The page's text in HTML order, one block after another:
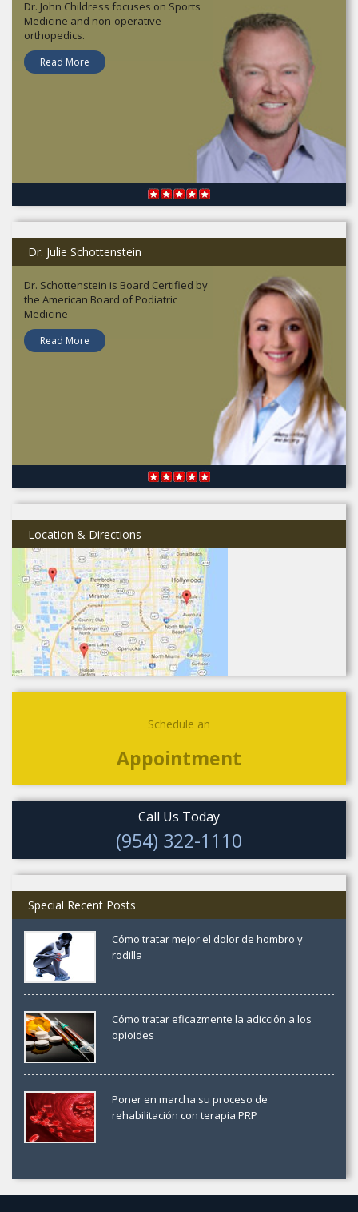
Dr. John Childress focuses on Sports
Medicine and non-operative
orthopedics.
Read More
Dr. Julie Schottenstein
Dr. Schottenstein is Board Certified by
the American Board of Podiatric
Medicine
Read More
Location & Directions
Schedule an
Appointment
Call Us Today
(954) 322-1110
Special Recent Posts
Cómo tratar mejor el dolor de hombro y
rodilla
Cómo tratar eficazmente la adicción a los
opioides
Poner en marcha su proceso de
rehabilitación con terapia PRP